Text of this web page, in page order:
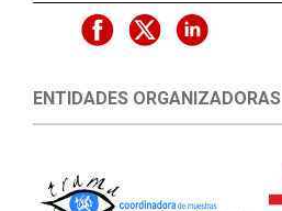
ENTIDADES ORGANIZADORAS